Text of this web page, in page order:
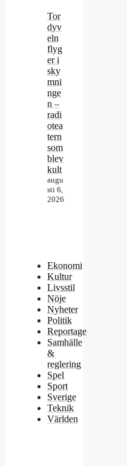
Tor
dyv
eln
flyg
er i
sky
mni
nge
n –
radi
otea
tern
som
blev
kult
augu
sti 6,
2026
Ekonomi
Kultur
Livsstil
Nöje
Nyheter
Politik
Reportage
Samhälle
&
reglering
Spel
Sport
Sverige
Teknik
Världen